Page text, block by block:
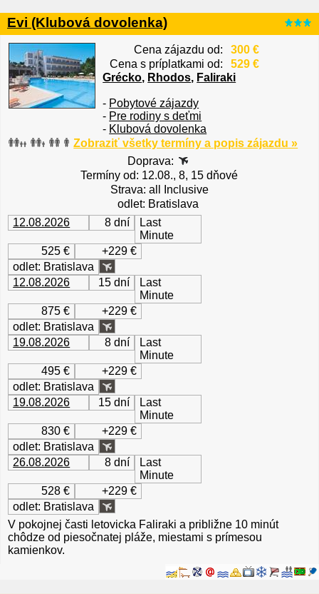
Evi (Klubová dovolenka)
Cena zájazdu od:
300 €
Cena s príplatkami od:
529 €
Grécko, Rhodos, Faliraki
- Pobytové zájazdy
- Pre rodiny s deťmi
- Klubová dovolenka
Zobraziť všetky termíny a popis zájazdu »
Doprava:
Termíny od: 12.08., 8, 15 dňové
Strava: all Inclusive
odlet: Bratislava
12.08.2026
8 dní
Last
Minute
525 €
+229 €
odlet: Bratislava
12.08.2026
15 dní
Last
Minute
875 €
+229 €
odlet: Bratislava
19.08.2026
8 dní
Last
Minute
495 €
+229 €
odlet: Bratislava
19.08.2026
15 dní
Last
Minute
830 €
+229 €
odlet: Bratislava
26.08.2026
8 dní
Last
Minute
528 €
+229 €
odlet: Bratislava
V pokojnej časti letovicka Faliraki a približne 10 minút
chôdze od piesočnatej pláže, miestami s prímesou
kamienkov.